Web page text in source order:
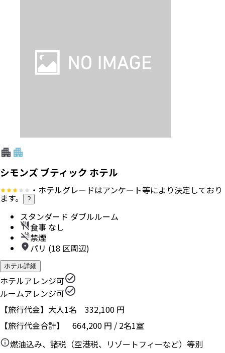
シモンズ ブティック ホテル
・ホテルグレードはアンケート等により決定しており
ます。 ?
スタンダード ダブルルーム
食事 なし
禁煙
パリ (18 区周辺)
ホテル詳細
ホテルアレンジ可
ルームアレンジ可
【旅行代金】大人1名 332,100 円
【旅行代金合計】 664,200 円 / 2名1室
燃油込み、諸税（空港税、リゾートフィーなど）等別